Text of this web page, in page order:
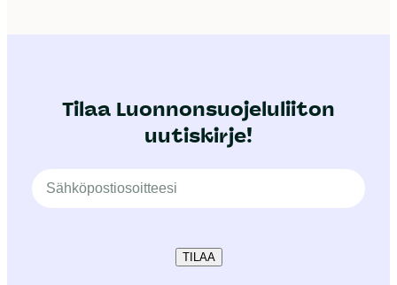
Tilaa Luonnonsuojeluliiton
uutiskirje!
TILAA